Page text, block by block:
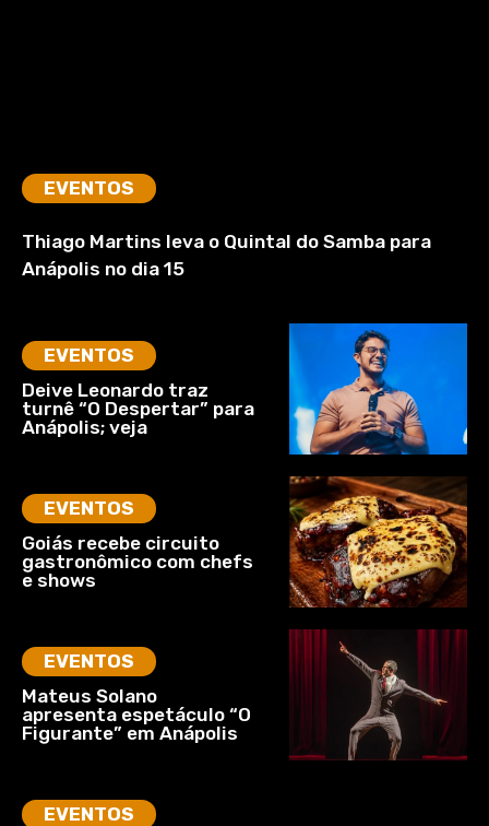
EVENTOS
Thiago Martins leva o Quintal do Samba para
Anápolis no dia 15
EVENTOS
Deive Leonardo traz
turnê “O Despertar” para
Anápolis; veja
EVENTOS
Goiás recebe circuito
gastronômico com chefs
e shows
EVENTOS
Mateus Solano
apresenta espetáculo “O
Figurante” em Anápolis
EVENTOS